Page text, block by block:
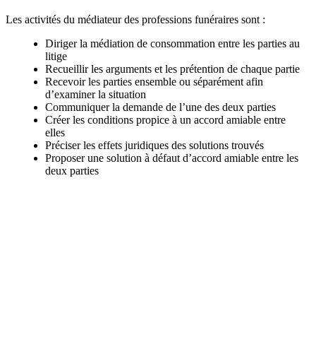
Les activités du médiateur des professions funéraires sont :
Diriger la médiation de consommation entre les parties au
litige
Recueillir les arguments et les prétention de chaque partie
Recevoir les parties ensemble ou séparément afin
d’examiner la situation
Communiquer la demande de l’une des deux parties
Créer les conditions propice à un accord amiable entre
elles
Préciser les effets juridiques des solutions trouvés
Proposer une solution à défaut d’accord amiable entre les
deux parties